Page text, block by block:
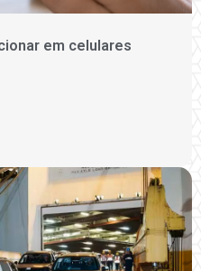
em celulares